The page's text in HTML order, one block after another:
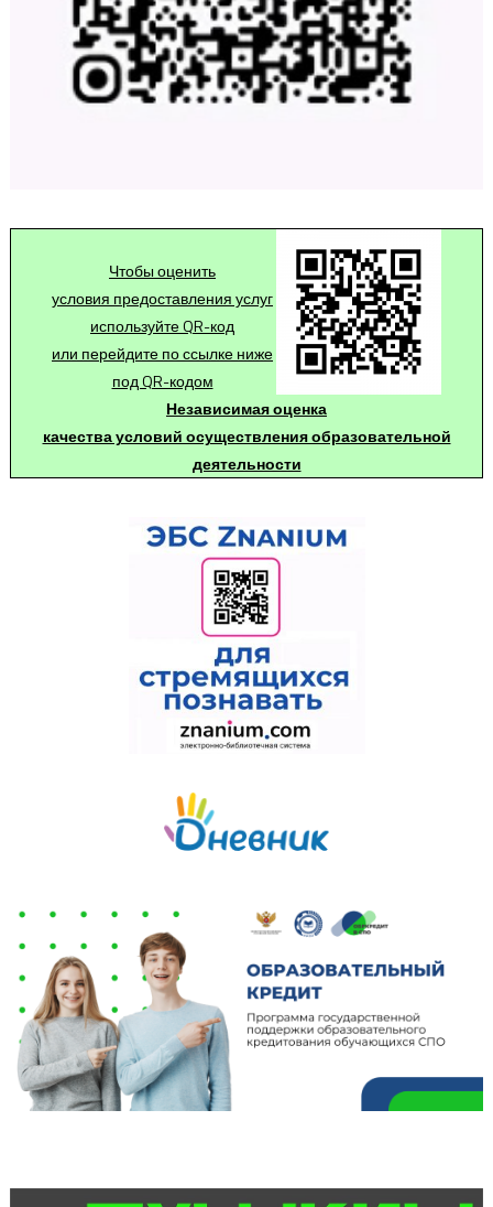
Чтобы оценить
условия предоставления услуг
используйте QR-код
или перейдите по ссылке ниже
под QR-кодом
Независимая оценка
качества условий осуществления образовательной
деятельности